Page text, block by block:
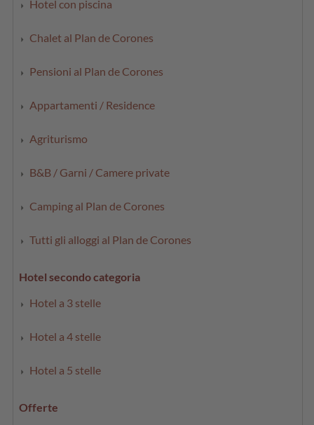
Hotel con piscina
Chalet al Plan de Corones
Pensioni al Plan de Corones
Appartamenti / Residence
Agriturismo
B&B / Garni / Camere private
Camping al Plan de Corones
Tutti gli alloggi al Plan de Corones
Hotel secondo categoria
Hotel a 3 stelle
Hotel a 4 stelle
Hotel a 5 stelle
Offerte